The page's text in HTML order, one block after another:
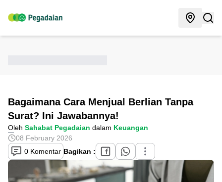
Bagaimana Cara Menjual Berlian Tanpa
Surat? Ini Jawabannya!
Oleh Sahabat Pegadaian dalam Keuangan
08 February 2026
0 Komentar Bagikan :